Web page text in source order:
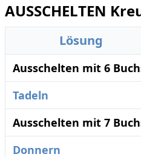
AUSSCHELTEN
Lösung
Ausschelten mit 6
Tadeln
Ausschelten mit 7
Donnern